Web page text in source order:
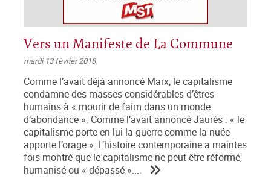
Vers un Manifeste de La Commune
mardi 13 février 2018
Comme l’avait déjà annoncé Marx, le capitalisme
condamne des masses considérables d’êtres
humains à « mourir de faim dans un monde
d’abondance ». Comme l’avait annoncé Jaurès : « le
capitalisme porte en lui la guerre comme la nuée
apporte l’orage ». L’histoire contemporaine a maintes
fois montré que le capitalisme ne peut être réformé,
humanisé ou « dépassé »....